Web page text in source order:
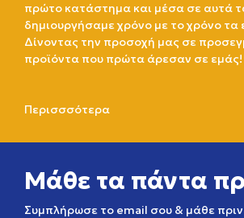
πρώτο κατάστημα και μέσα σε αυτά
δημιουργήσαμε χρόνο με το χρόνο τα
Δίνοντας την προσοχή μας σε
προϊόντα που πρώτα άρεσαν σε εμάς!
Περισσσότερα
Μάθε τα πάντα
Συμπλήρωσε το email σου & μάθε